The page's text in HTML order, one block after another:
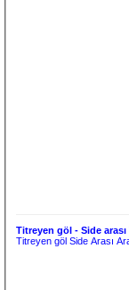
Titreyen göl - Side
Titreyen göl Side Arası